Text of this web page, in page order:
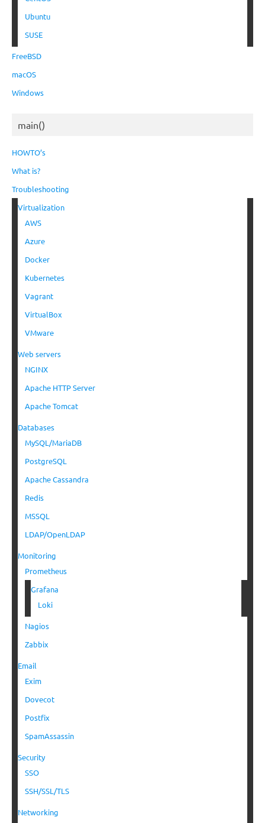
Ubuntu
SUSE
FreeBSD
macOS
Windows
main()
HOWTO’s
What is?
Troubleshooting
Virtualization
AWS
Azure
Docker
Kubernetes
Vagrant
VirtualBox
VMware
Web servers
NGINX
Apache HTTP Server
Apache Tomcat
Databases
MySQL/MariaDB
PostgreSQL
Apache Cassandra
Redis
MSSQL
LDAP/OpenLDAP
Monitoring
Prometheus
Grafana
Loki
Nagios
Zabbix
Email
Exim
Dovecot
Postfix
SpamAssassin
Security
SSO
SSH/SSL/TLS
Networking